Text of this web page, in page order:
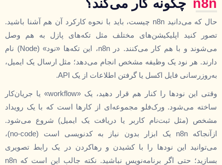
n8n چگونه کار می‌کند؟
حال که می‌دانید n8n چیست، باید با نحوه کارکرد آن هم آشنا باشید.
تصور کنید اپلیکیشن‌های مختلف مثل تکه‌های پازل به هم وصل
می‌شوند و با هم کار می‌کنند. در n8n، این تکه‌ها «نود» (Node) نام
دارند. هر نود یک وظیفه مشخص انجام می‌دهد؛ مثل ارسال یک ایمیل،
به‌روزرسانی فایل اکسل یا گرفتن اطلاعات از یک API.
وقتی این نودها را کنار هم قرار دهید، یک «workflow» یا جریان‌کار
ساخته می‌شود. ورک‌فلو مجموعه‌ای از کارها است که با یک رویداد
مشخص (مثل ثبت‌نام کاربر یا دریافت یک ایمیل) شروع می‌شود.
ازآنجاکه n8n یک ابزار بدون نیاز به کدنویسی است (no-code)،
می‌توانید این نودها را با کشیدن و رهاکردن در یک رابط تصویری
بسازید؛ حتی اگر برنامه‌نویس نباشید. نکته جالب این است که n8n